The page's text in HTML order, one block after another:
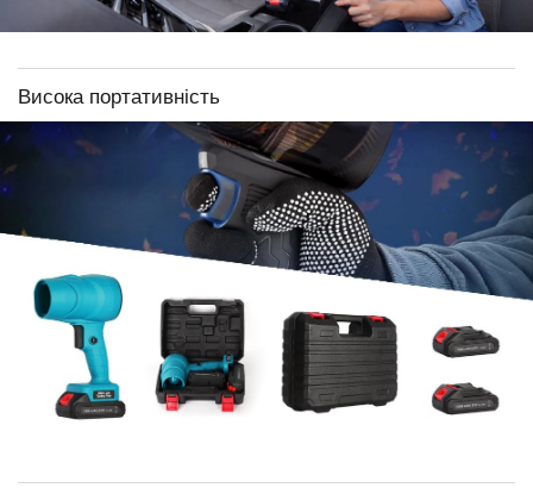
Висока портативність